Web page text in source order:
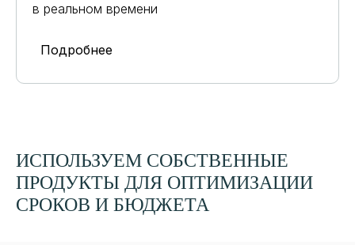
в реальном времени
Подробнее
ИСПОЛЬЗУЕМ СОБСТВЕННЫЕ
ПРОДУКТЫ ДЛЯ ОПТИМИЗАЦИИ
СРОКОВ И БЮДЖЕТА